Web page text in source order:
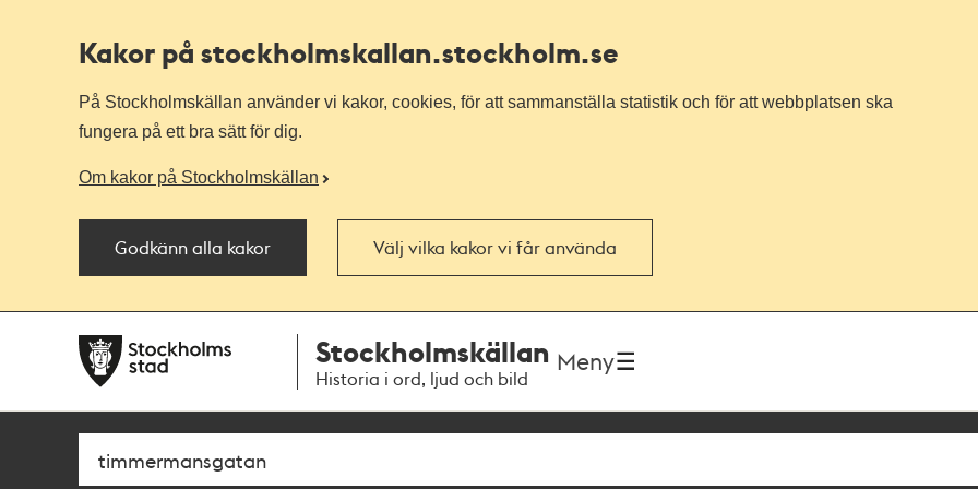
Kakor på stockholmskallan.stockholm.se
På Stockholmskällan använder vi kakor, cookies, för att sammanställa statistik och för att webbplatsen ska
fungera på ett bra sätt för dig.
Om kakor på Stockholmskällan
Godkänn alla kakor Välj vilka kakor vi får använda
navigationen
huvudinnehållet
Stockholmskällan
Historia i ord, ljud och bild
Meny
Sök